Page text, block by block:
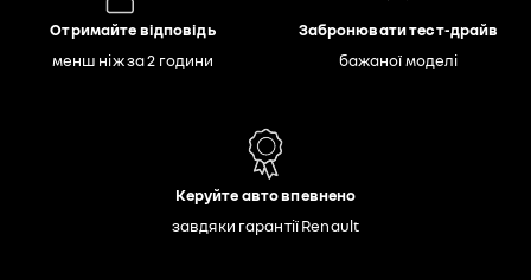
Отримайте відповідь
менш ніж за 2 години
Забронювати тест-драйв
бажаної моделі
Керуйте авто впевнено
завдяки гарантії Renault